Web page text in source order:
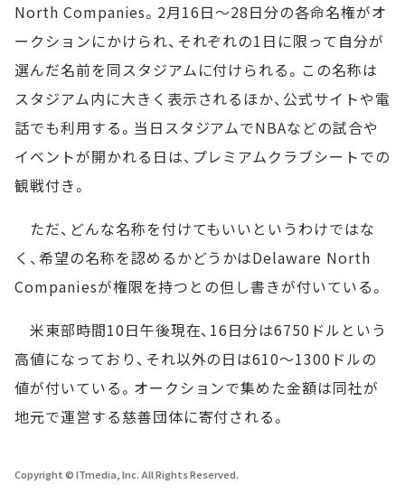
North Companies。2月16日～28日分の各命名権がオ
ークションにかけられ、それぞれの1日に限って自分が
選んだ名前を同スタジアムに付けられる。この名称は
スタジアム内に大きく表示されるほか、公式サイトや電
話でも利用する。当日スタジアムでNBAなどの試合や
イベントが開かれる日は、プレミアムクラブシートでの
観戦付き。
ただ、どんな名称を付けてもいいというわけではな
く、希望の名称を認めるかどうかはDelaware North
Companiesが権限を持つとの但し書きが付いている。
米東部時間10日午後現在、16日分は6750ドルという
高値になっており、それ以外の日は610～1300ドルの
値が付いている。オークションで集めた金額は同社が
地元で運営する慈善団体に寄付される。
Copyright © ITmedia, Inc. All Rights Reserved.